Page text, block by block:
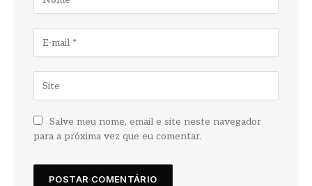
Salve meu nome, email e site neste navegador
para a próxima vez que eu comentar.